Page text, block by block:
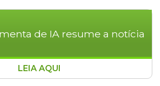
de IA resume a notícia
Ludmila Pedro de Lima, de
LEIA AQUI